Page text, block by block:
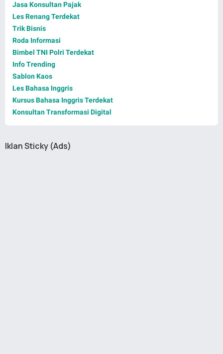
Jasa Konsultan Pajak
Les Renang Terdekat
Trik Bisnis
Roda Informasi
Bimbel TNI Polri Terdekat
Info Trending
Sablon Kaos
Les Bahasa Inggris
Kursus Bahasa Inggris Terdekat
Konsultan Transformasi Digital
Iklan Sticky (Ads)